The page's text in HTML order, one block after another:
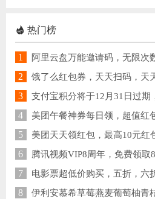
热门榜
1
2
饿了么红包券，天天扫码，天
3
4
美团午餐神券每日领，超值红
5
美团天天领红包，最高10元红
6
7
电影票超低价购买，五折，六
8
伊利安慕希草莓燕麦葡萄柚青